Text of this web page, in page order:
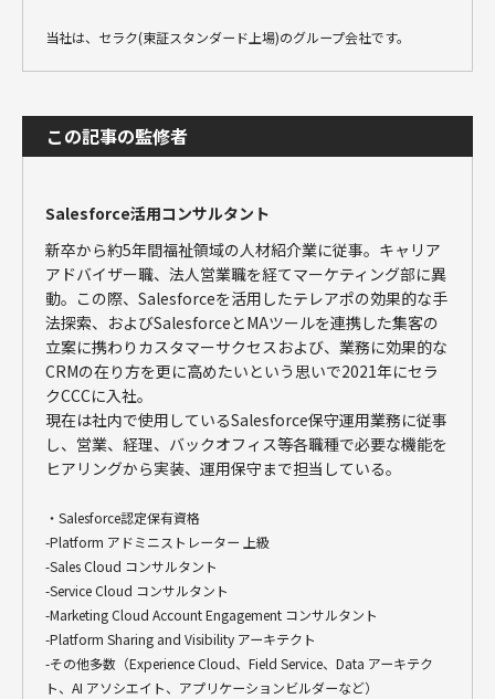
当社は、セラク(東証スタンダード上場)のグループ会社です。
この記事の監修者
Salesforce活用コンサルタント
新卒から約5年間福祉領域の人材紹介業に従事。キャリア
アドバイザー職、法人営業職を経てマーケティング部に異
動。この際、Salesforceを活用したテレアポの効果的な手
法探索、およびSalesforceとMAツールを連携した集客の
立案に携わりカスタマーサクセスおよび、業務に効果的な
CRMの在り方を更に高めたいという思いで2021年にセラ
クCCCに入社。
現在は社内で使用しているSalesforce保守運用業務に従事
し、営業、経理、バックオフィス等各職種で必要な機能を
ヒアリングから実装、運用保守まで担当している。
・Salesforce認定保有資格
-Platform アドミニストレーター 上級
-Sales Cloud コンサルタント
-Service Cloud コンサルタント
-Marketing Cloud Account Engagement コンサルタント
-Platform Sharing and Visibility アーキテクト
-その他多数（Experience Cloud、Field Service、Data アーキテク
ト、AI アソシエイト、アプリケーションビルダーなど）